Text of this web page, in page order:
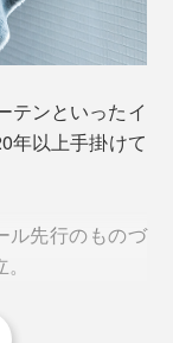
糸を二重に織っ
が主流。
もありました
テンといったイ
年以上手掛けて
ル先行のものづ